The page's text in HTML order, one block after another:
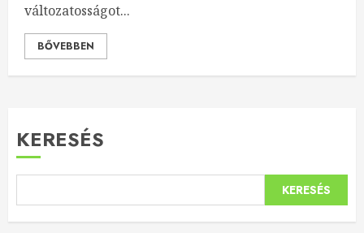
változatosságot...
BŐVEBBEN
KERESÉS
KERESÉS